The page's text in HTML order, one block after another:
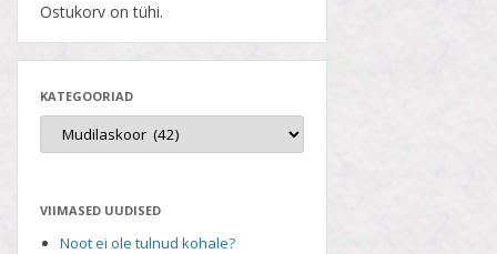
Ostukorv on tühi.
KATEGOORIAD
VIIMASED UUDISED
Noot ei ole tulnud kohale?